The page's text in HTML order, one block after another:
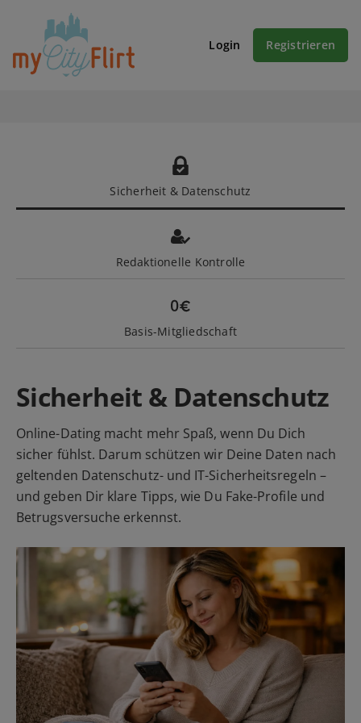
Login Registrieren
Sicherheit & Datenschutz
Redaktionelle Kontrolle
Basis-Mitgliedschaft
Sicherheit & Datenschutz
Online-Dating macht mehr Spaß, wenn Du Dich
sicher fühlst. Darum schützen wir Deine Daten nach
geltenden Datenschutz- und IT-Sicherheitsregeln –
und geben Dir klare Tipps, wie Du Fake-Profile und
Betrugsversuche erkennst.